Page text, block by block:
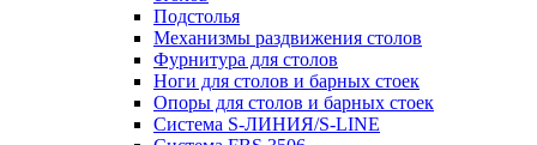
Подстолья
Механизмы раздвижения столов
Фурнитура для столов
Ноги для столов и барных стоек
Опоры для столов и барных стоек
Система S-ЛИНИЯ/S-LINE